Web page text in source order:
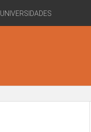
UNIVERSIDADES